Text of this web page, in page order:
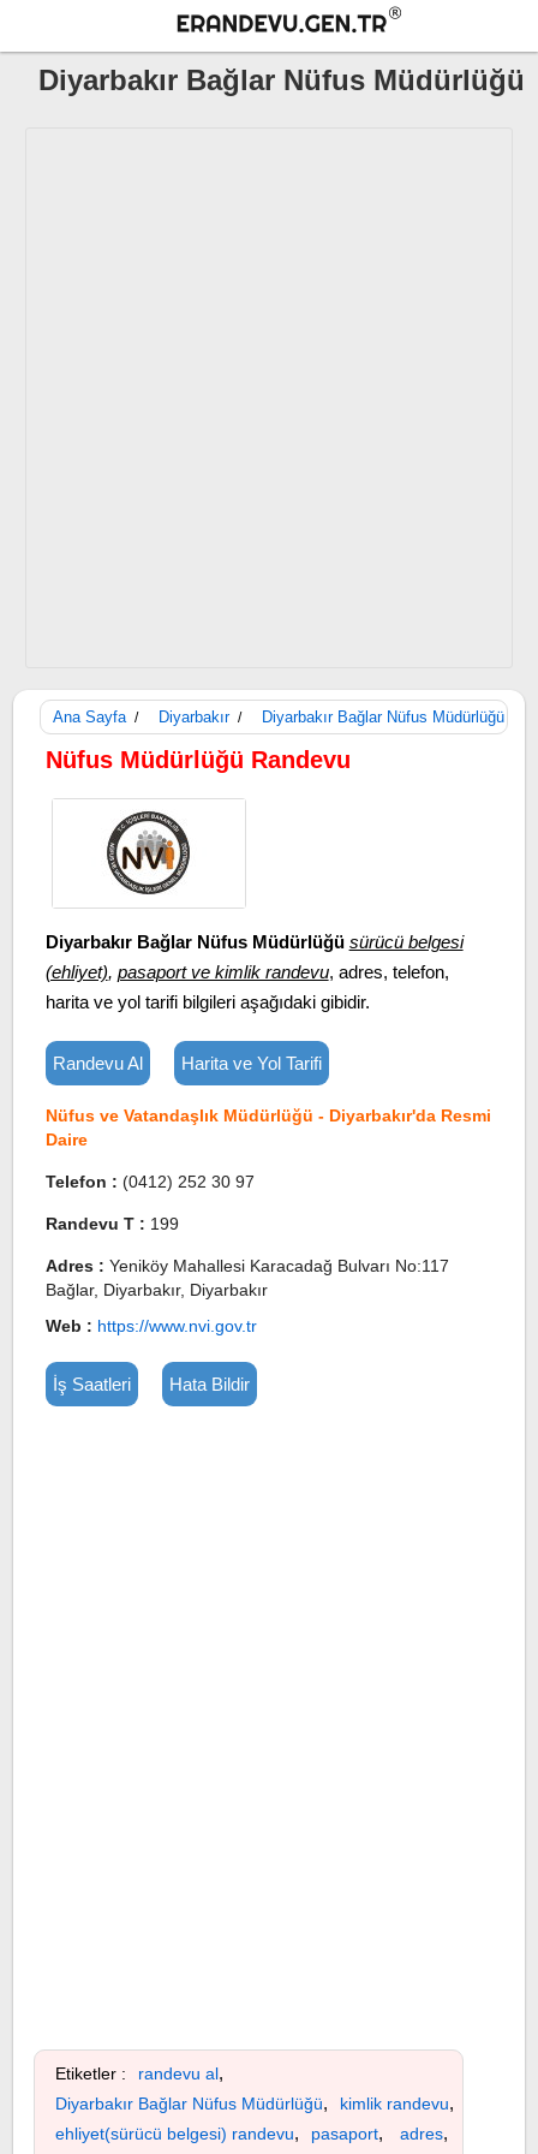
Diyarbakır Bağlar Nüfus Müdürlüğü
Ana Sayfa / Diyarbakır / Diyarbakır Bağlar Nüfus Müdürlüğü
Nüfus Müdürlüğü Randevu
Diyarbakır Bağlar Nüfus Müdürlüğü sürücü belgesi
(ehliyet), pasaport ve kimlik randevu, adres, telefon,
harita ve yol tarifi bilgileri aşağıdaki gibidir.
Randevu Al Harita ve Yol Tarifi
Nüfus ve Vatandaşlık Müdürlüğü - Diyarbakır'da Resmi
Daire
Telefon : (0412) 252 30 97
Randevu T : 199
Adres : Yeniköy Mahallesi Karacadağ Bulvarı No:117
Bağlar, Diyarbakır, Diyarbakır
Web : https://www.nvi.gov.tr
İş Saatleri Hata Bildir
Etiketler : randevu al,
Diyarbakır Bağlar Nüfus Müdürlüğü, kimlik randevu,
ehliyet(sürücü belgesi) randevu, pasaport, adres,